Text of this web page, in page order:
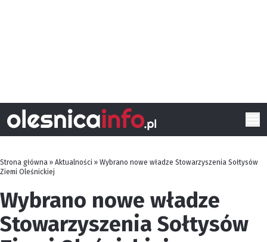
Strona główna » Aktualności » Wybrano nowe władze Stowarzyszenia Sołtysów
Ziemi Oleśnickiej
Wybrano nowe władze
Stowarzyszenia Sołtysów